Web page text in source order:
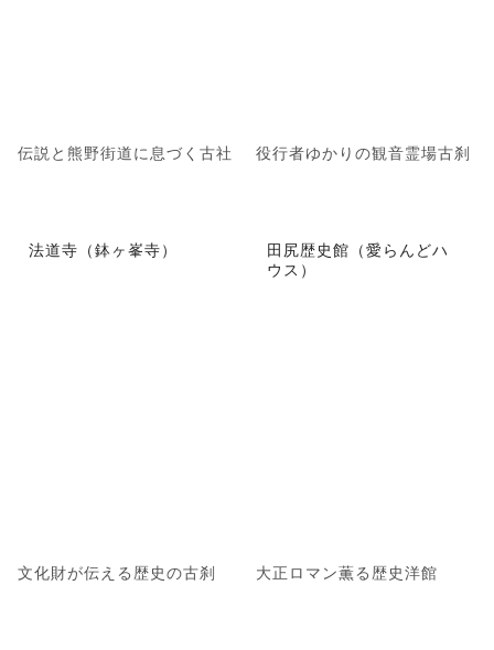
伝説と熊野街道に息づく古社 役行者ゆかりの観音霊場古刹
法道寺（鉢ヶ峯寺）
文化財が伝える歴史の古刹
田尻歴史館（愛らんどハ
ウス）
大正ロマン薫る歴史洋館